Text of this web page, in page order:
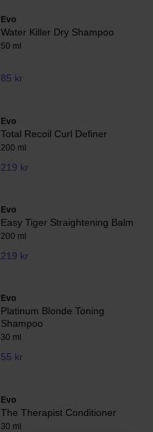
Evo
Water Killer Dry Shampoo
50 ml
85 kr
Evo
Total Recoil Curl Definer
200 ml
219 kr
Evo
Easy Tiger Straightening Balm
200 ml
219 kr
Evo
Platinum Blonde Toning
Shampoo
30 ml
55 kr
Evo
The Therapist Conditioner
30 ml